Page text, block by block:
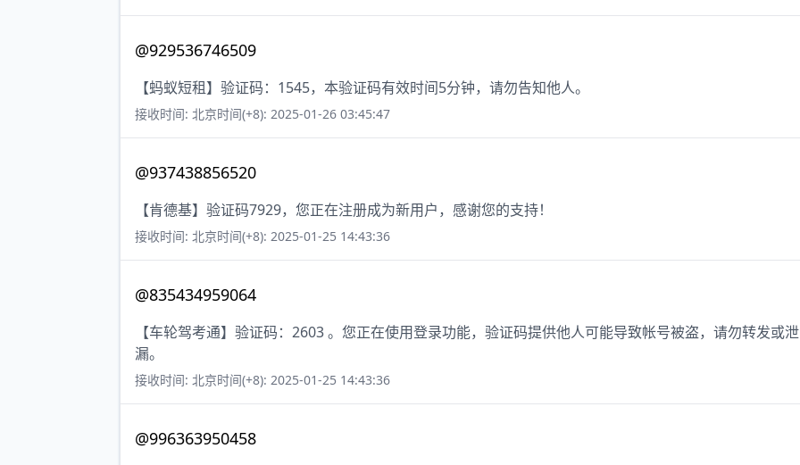
@929536746509
【蚂蚁短租】验证码：1545，本验证码有效时间5分钟，请勿告知他人。
接收时间: 北京时间(+8): 2025-01-26 03:45:47
@937438856520
【肯德基】验证码7929，您正在注册成为新用户，感谢您的支持！
接收时间: 北京时间(+8): 2025-01-25 14:43:36
@835434959064
【车轮驾考通】验证码：2603 。您正在使用登录功能，验证码提供他人可能导致帐号被盗，请勿转发或泄
漏。
接收时间: 北京时间(+8): 2025-01-25 14:43:36
@996363950458